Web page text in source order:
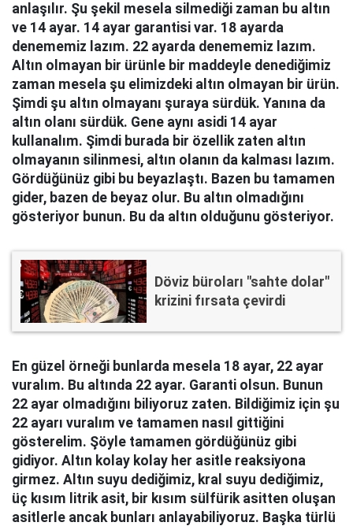
anlaşılır. Şu şekil mesela silmediği zaman bu altın
ve 14 ayar. 14 ayar garantisi var. 18 ayarda
denememiz lazım. 22 ayarda denememiz lazım.
Altın olmayan bir ürünle bir maddeyle denediğimiz
zaman mesela şu elimizdeki altın olmayan bir ürün.
Şimdi şu altın olmayanı şuraya sürdük. Yanına da
altın olanı sürdük. Gene aynı asidi 14 ayar
kullanalım. Şimdi burada bir özellik zaten altın
olmayanın silinmesi, altın olanın da kalması lazım.
Gördüğünüz gibi bu beyazlaştı. Bazen bu tamamen
gider, bazen de beyaz olur. Bu altın olmadığını
gösteriyor bunun. Bu da altın olduğunu gösteriyor.
Döviz büroları "sahte dolar"
krizini fırsata çevirdi
En güzel örneği bunlarda mesela 18 ayar, 22 ayar
vuralım. Bu altında 22 ayar. Garanti olsun. Bunun
22 ayar olmadığını biliyoruz zaten. Bildiğimiz için şu
22 ayarı vuralım ve tamamen nasıl gittiğini
gösterelim. Şöyle tamamen gördüğünüz gibi
gidiyor. Altın kolay kolay her asitle reaksiyona
girmez. Altın suyu dediğimiz, kral suyu dediğimiz,
üç kısım litrik asit, bir kısım sülfürik asitten oluşan
asitlerle ancak bunları anlayabiliyoruz. Başka türlü